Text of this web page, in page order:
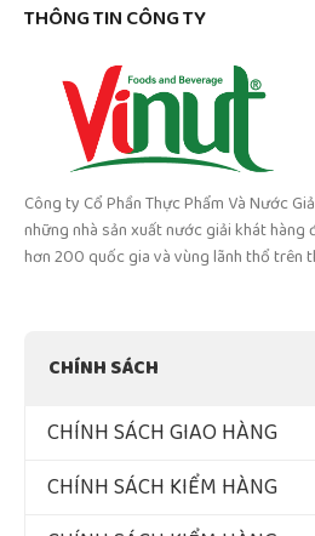
THÔNG TIN CÔNG TY
Công ty Cổ Phần Thực Phẩm Và Nước
những nhà sản xuất nước giải khát hàng
hơn 200 quốc gia và vùng lãnh thổ trên
CHÍNH SÁCH
CHÍNH SÁCH GIAO HÀNG
CHÍNH SÁCH KIỂM HÀNG